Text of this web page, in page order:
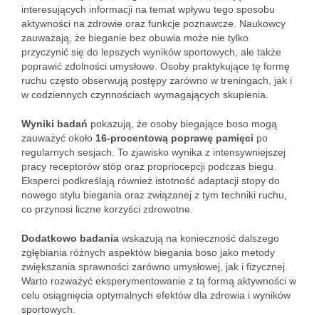
interesujących informacji na temat wpływu tego sposobu
aktywności na zdrowie oraz funkcje poznawcze. Naukowcy
zauważają, że bieganie bez obuwia może nie tylko
przyczynić się do lepszych wyników sportowych, ale także
poprawić zdolności umysłowe. Osoby praktykujące tę formę
ruchu często obserwują postępy zarówno w treningach, jak i
w codziennych czynnościach wymagających skupienia.
Wyniki badań pokazują, że osoby biegające boso mogą
zauważyć około 16-procentową poprawę pamięci po
regularnych sesjach. To zjawisko wynika z intensywniejszej
pracy receptorów stóp oraz propriocepcji podczas biegu.
Eksperci podkreślają również istotność adaptacji stopy do
nowego stylu biegania oraz związanej z tym techniki ruchu,
co przynosi liczne korzyści zdrowotne.
Dodatkowo badania wskazują na konieczność dalszego
zgłębiania różnych aspektów biegania boso jako metody
zwiększania sprawności zarówno umysłowej, jak i fizycznej.
Warto rozważyć eksperymentowanie z tą formą aktywności w
celu osiągnięcia optymalnych efektów dla zdrowia i wyników
sportowych.